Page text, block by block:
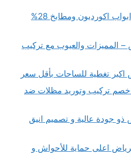
فني المنيوم الدمام – ابواب اكورديون ومطابخ 28%
– المميزات والعيوب مع تركيب
تغطية للساحات بأقل سعر
لكسان -25% خصم تركيب وتوريد مظلات ضد
ذو جودة عالية و تصميم انيق
اعلى حماية للأحواش و